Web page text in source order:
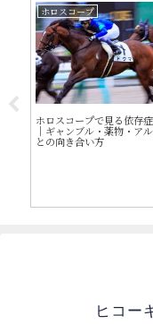
ホロスコープ
ホロスコープで見る依存
｜ギャンブル・薬物・ア
との向き合い方
ヒコー